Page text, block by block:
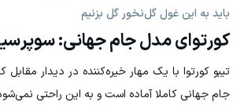
باید به این غول گل‌نخور گل بزنیم
کورتوای مدل جام جهانی:
تیبو کورتوا با یک مهار خیره‌کننده در دیدار
جام جهانی کاملا آماده است و به این راحتی